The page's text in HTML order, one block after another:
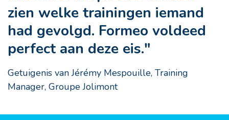
zien welke trainingen iemand
had gevolgd. Formeo voldeed
perfect aan deze eis."
Getuigenis van Jérémy Mespouille, Training
Manager, Groupe Jolimont